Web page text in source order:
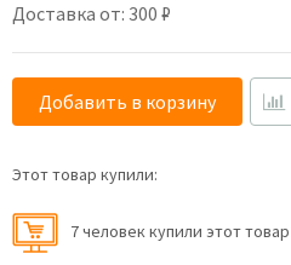
Доставка от: 300 ₽
Добавить в корзину
Этот товар купили:
7 человек купили этот